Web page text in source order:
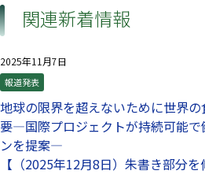
関連新着情報
2025年11月7日
報道発表
地球の限界を超えないために世界
要—国際プロジェクトが持続可能で
ンを提案—
【（2025年12月8日）朱書き部分を